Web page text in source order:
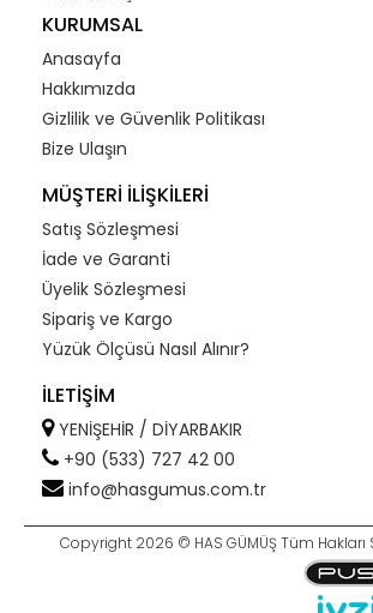
KURUMSAL
Anasayfa
Hakkımızda
Gizlilik ve Güvenlik Politikası
Bize Ulaşın
MÜŞTERİ İLİŞKİLERİ
Satış Sözleşmesi
İade ve Garanti
Üyelik Sözleşmesi
Sipariş ve Kargo
Yüzük Ölçüsü Nasıl Alınır?
İLETİŞİM
YENİŞEHİR / DİYARBAKIR
+90 (533) 727 42 00
info@hasgumus.com.tr
Copyright 2026 © HAS GÜMÜŞ Tüm Hakları